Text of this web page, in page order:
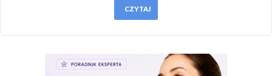
CZYTAJ